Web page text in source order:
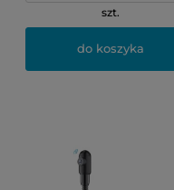
szt.
do koszyka